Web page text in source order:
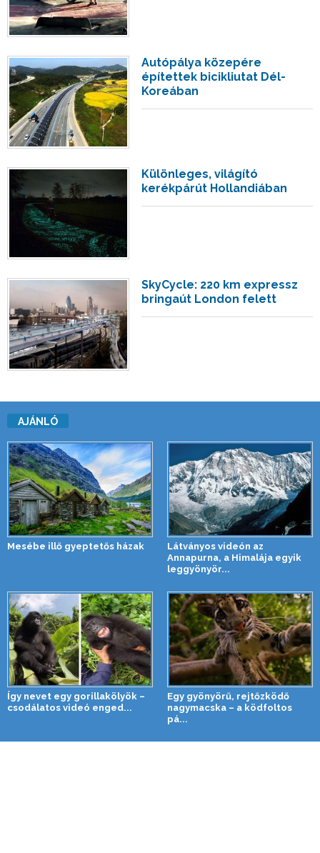
Autópálya közepére
építettek bicikliutat Dél-
Koreában
Különleges, világító
kerékpárút Hollandiában
SkyCycle: 220 km expressz
bringaút London felett
AJÁNLÓ
Mesébe illő gyeptetős házak
Látványos videón az
Annapurna, a Himalája egyik
leggyönyör...
Így nevet egy gorillakölyök –
csodálatos videó enged...
Egy gyönyörű, rejtőzködő
nagymacska – a ködfoltos
pá...